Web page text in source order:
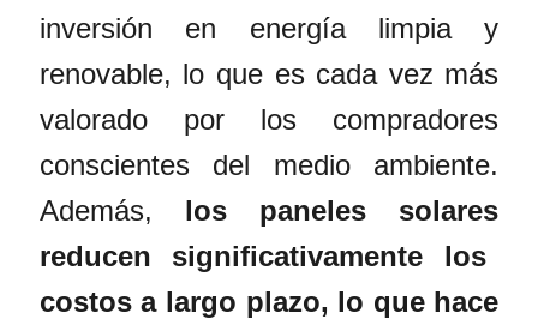
inversión en energía limpia y
renovable, lo que es cada vez más
valorado por los compradores
conscientes del medio ambiente.
Además, los paneles solares
reducen significativamente los
costos a largo plazo, lo que hace